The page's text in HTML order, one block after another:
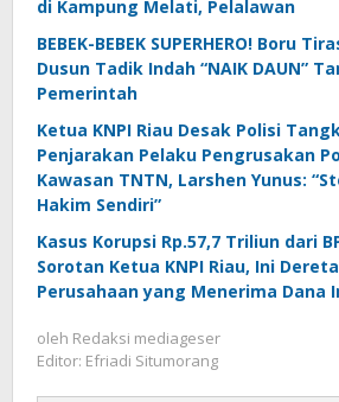
di Kampung Melati, Pelalawan
BEBEK-BEBEK SUPERHERO! Boru
Dusun Tadik Indah “NAIK DAUN”
Pemerintah
Ketua KNPI Riau Desak Polisi
Penjarakan Pelaku Pengrusakan
Kawasan TNTN, Larshen Yunus:
Hakim Sendiri”
Kasus Korupsi Rp.57,7 Triliun dari
Sorotan Ketua KNPI Riau, Ini
Perusahaan yang Menerima Dana
oleh Redaksi mediageser
Editor: Efriadi Situmorang